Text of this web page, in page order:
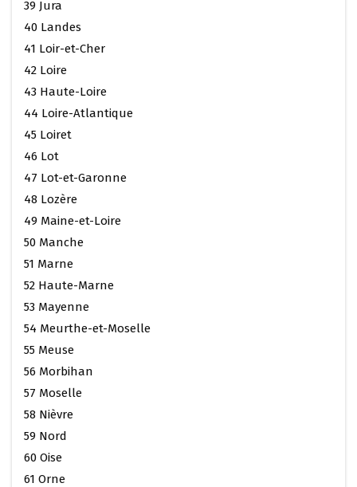
39 Jura
40 Landes
41 Loir-et-Cher
42 Loire
43 Haute-Loire
44 Loire-Atlantique
45 Loiret
46 Lot
47 Lot-et-Garonne
48 Lozère
49 Maine-et-Loire
50 Manche
51 Marne
52 Haute-Marne
53 Mayenne
54 Meurthe-et-Moselle
55 Meuse
56 Morbihan
57 Moselle
58 Nièvre
59 Nord
60 Oise
61 Orne